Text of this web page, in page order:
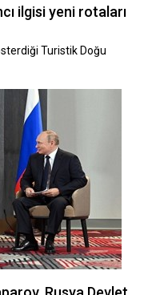
ilgisi yeni rotaları
Turistik Doğu